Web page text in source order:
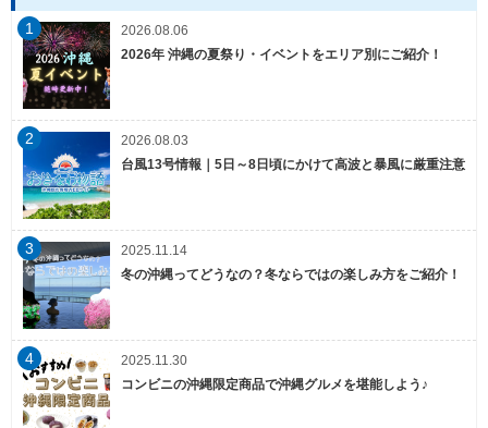
1
2026.08.06
2026年 沖縄の夏祭り・イベントをエリア別にご紹介！
2
2026.08.03
台風13号情報｜5日～8日頃にかけて高波と暴風に厳重注意
3
2025.11.14
冬の沖縄ってどうなの？冬ならではの楽しみ方をご紹介！
4
2025.11.30
コンビニの沖縄限定商品で沖縄グルメを堪能しよう♪